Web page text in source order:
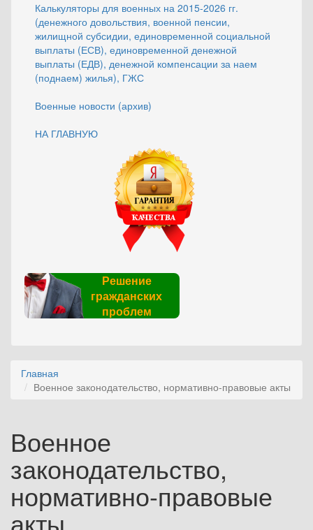
Калькуляторы для военных на 2015-2026 гг.
(денежного довольствия, военной пенсии,
жилищной субсидии, единовременной социальной
выплаты (ЕСВ), единовременной денежной
выплаты (ЕДВ), денежной компенсации за наем
(поднаем) жилья), ГЖС
Военные новости (архив)
НА ГЛАВНУЮ
Решение
гражданских
проблем
Главная
Военное законодательство, нормативно-правовые акты
Военное
законодательство,
нормативно-правовые
акты